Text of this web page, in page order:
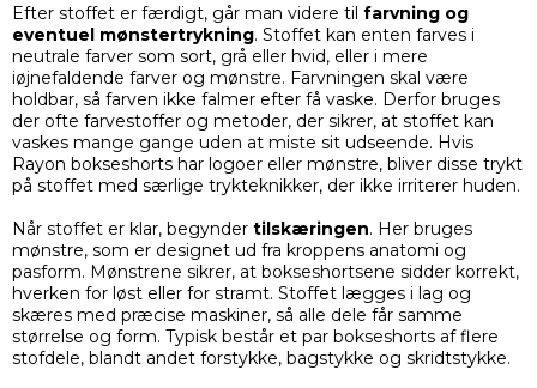
Efter stoffet er færdigt, går man videre til farvning og
eventuel mønstertrykning. Stoffet kan enten farves i
neutrale farver som sort, grå eller hvid, eller i mere
iøjnefaldende farver og mønstre. Farvningen skal være
holdbar, så farven ikke falmer efter få vaske. Derfor bruges
der ofte farvestoffer og metoder, der sikrer, at stoffet kan
vaskes mange gange uden at miste sit udseende. Hvis
Rayon bokseshorts har logoer eller mønstre, bliver disse trykt
på stoffet med særlige trykteknikker, der ikke irriterer huden.
Når stoffet er klar, begynder tilskæringen. Her bruges
mønstre, som er designet ud fra kroppens anatomi og
pasform. Mønstrene sikrer, at bokseshortsene sidder korrekt,
hverken for løst eller for stramt. Stoffet lægges i lag og
skæres med præcise maskiner, så alle dele får samme
størrelse og form. Typisk består et par bokseshorts af flere
stofdele, blandt andet forstykke, bagstykke og skridtstykke.